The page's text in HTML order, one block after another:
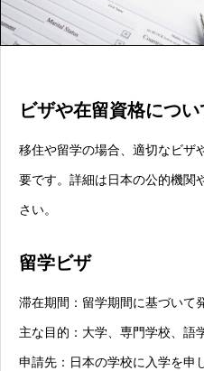
ビザや在留資格につい
移住や留学の場合、適切なビザ
要です。詳細は日本の公的機関
さい。
留学ビザ
滞在期間：留学期間に基づいて
主な目的：大学、専門学校、語
申請先：日本の学校に入学を申